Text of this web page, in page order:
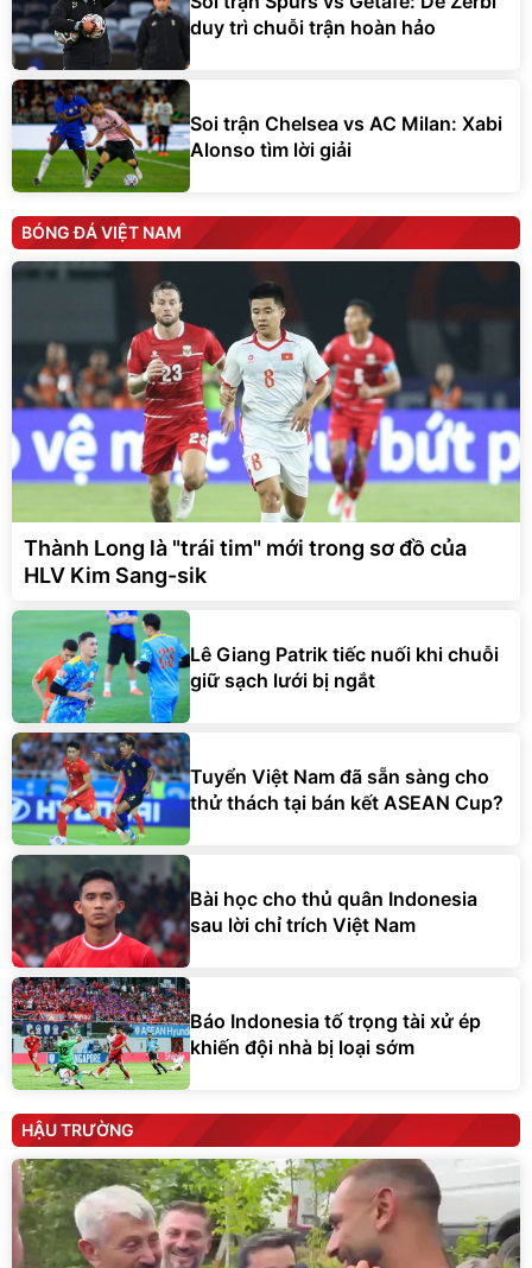
duy trì chuỗi trận hoàn hảo
Soi trận Chelsea vs AC Milan: Xabi
Alonso tìm lời giải
BÓNG ĐÁ VIỆT NAM
Thành Long là "trái tim" mới trong sơ đồ của
HLV Kim Sang-sik
Lê Giang Patrik tiếc nuối khi chuỗi
giữ sạch lưới bị ngắt
Tuyển Việt Nam đã sẵn sàng cho
thử thách tại bán kết ASEAN Cup?
Bài học cho thủ quân Indonesia
sau lời chỉ trích Việt Nam
Báo Indonesia tố trọng tài xử ép
khiến đội nhà bị loại sớm
HẬU TRƯỜNG